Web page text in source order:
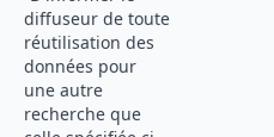
diffuseur de toute
réutilisation des
données pour
une autre
recherche que